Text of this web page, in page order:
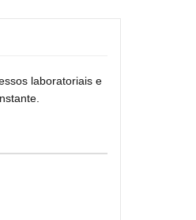
laboratoriais e